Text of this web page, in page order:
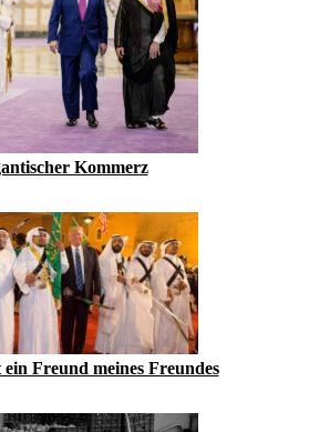
Kommerz
Freund meines Freundes